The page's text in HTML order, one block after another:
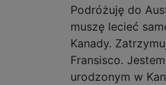
Podróżuję do
muszę lecieć
Kanady.
Fransisco.
urodzonym w